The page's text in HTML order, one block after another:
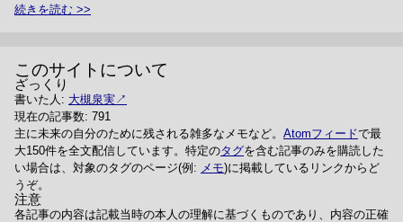
続きを読む
このサイトについて
ざっくり
書いた人: 大槻泉実
現在の記事数: 791
主に未来の自分のために残される雑多なメモなど。 Atomフィードで最
大150件を全文配信しています。特定のタグを含む記事のみを購読した
い場合は、対象のタグのページ(例: メモ)に掲載しているリンクからど
うぞ。
注意
各記事の内容は記載当時の本人の理解に基づくものであり、内容の正確